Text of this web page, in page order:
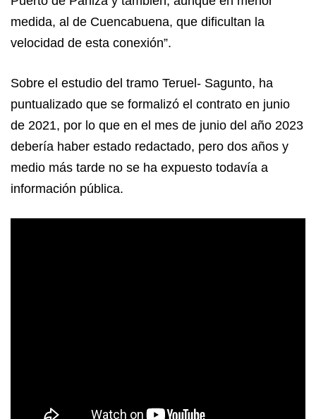
medida, al de Cuencabuena, que dificultan la
velocidad de esta conexión”.
Sobre el estudio del tramo Teruel- Sagunto, ha
puntualizado que se formalizó el contrato en junio
de 2021, por lo que en el mes de junio del año 2023
debería haber estado redactado, pero dos años y
medio más tarde no se ha expuesto todavía a
información pública.